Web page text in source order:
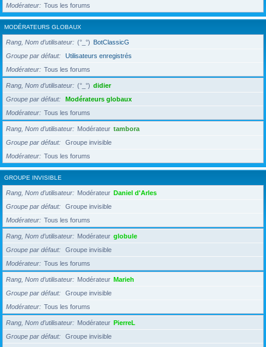
Modérateur
Tous les forums
MODÉRATEURS GLOBAUX
Rang, Nom d’utilisateur (°_°) BotClassicG
Groupe par défaut
Utilisateurs enregistrés
Modérateur
Tous les forums
Rang, Nom d’utilisateur (°_°) didier
Groupe par défaut
Modérateurs globaux
Modérateur
Tous les forums
Rang, Nom d’utilisateur Modérateur tambora
Groupe par défaut
Groupe invisible
Modérateur
Tous les forums
GROUPE INVISIBLE
Rang, Nom d’utilisateur Modérateur Daniel d'Arles
Groupe par défaut
Groupe invisible
Modérateur
Tous les forums
Rang, Nom d’utilisateur Modérateur globule
Groupe par défaut
Groupe invisible
Modérateur
Tous les forums
Rang, Nom d’utilisateur Modérateur Marieh
Groupe par défaut
Groupe invisible
Modérateur
Tous les forums
Rang, Nom d’utilisateur Modérateur PierreL
Groupe par défaut
Groupe invisible